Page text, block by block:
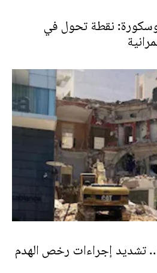
نقطة تحول في
تشديد إجراءات رخص الهدم